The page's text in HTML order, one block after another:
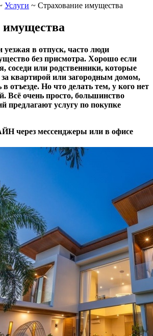
Услуги ~ Страхование имущества
имущества
в отпуск, часто люди
без присмотра. Хорошо если
соседи или родственники, которые
квартирой или загородным домом,
отъезде. Но что делать тем, у кого нет
Всё очень просто, большинство
предлагают услугу по покупке
через мессенджеры или в офисе